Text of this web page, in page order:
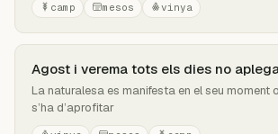
camp mesos vinya
Agost i verema tots els dies no
La naturalesa es manifesta en el seu moment
s’ha d’aprofitar